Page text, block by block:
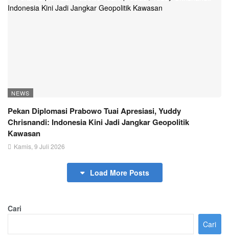
NEWS
Pekan Diplomasi Prabowo Tuai Apresiasi, Yuddy
Chrisnandi: Indonesia Kini Jadi Jangkar Geopolitik
Kawasan
Kamis, 9 Juli 2026
Load More Posts
Cari
Cari